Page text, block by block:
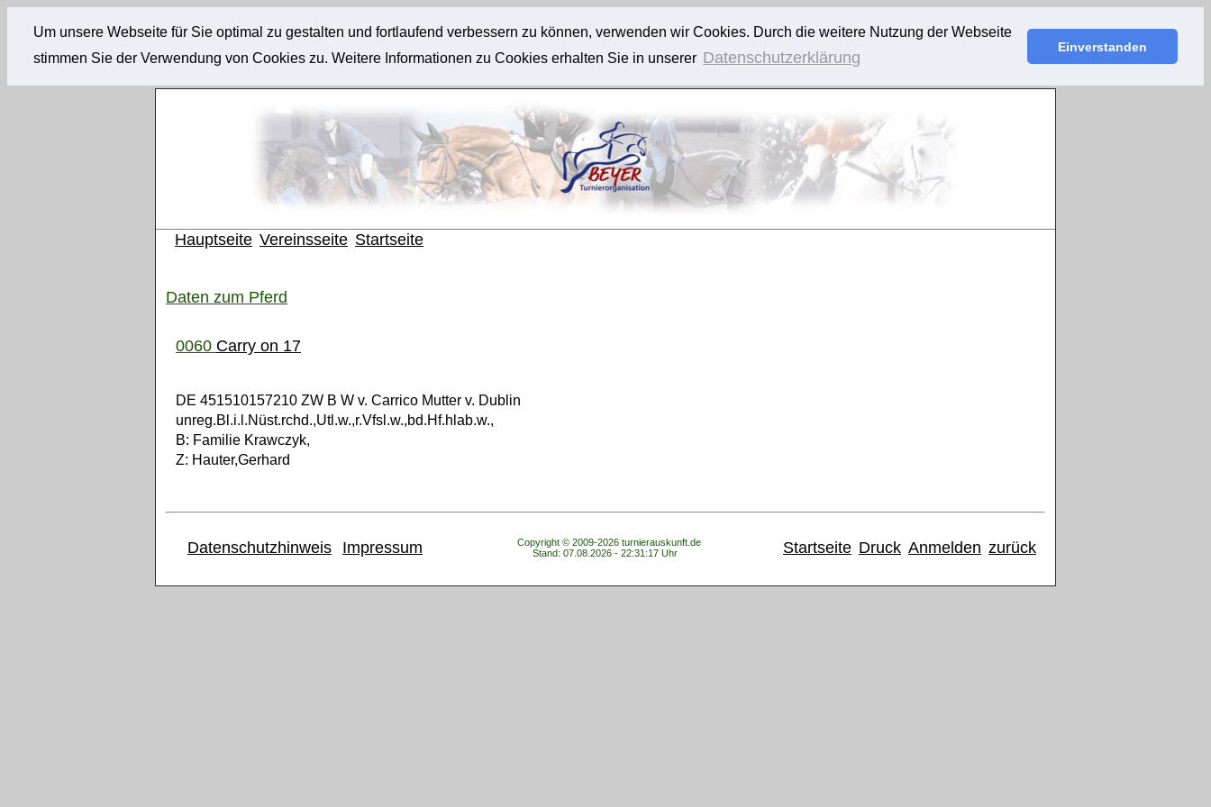
Um unsere Webseite für Sie optimal zu gestalten und fortlaufend verbessern zu können, verwenden wir Cookies. Durch die weitere Nutzung der Webseite
stimmen Sie der Verwendung von Cookies zu. Weitere Informationen zu Cookies erhalten Sie in unserer Datenschutzerklärung
Einverstanden
Hauptseite Vereinsseite Startseite
Daten zum Pferd
0060 Carry on 17
DE 451510157210 ZW B W v. Carrico Mutter v. Dublin
unreg.Bl.i.l.Nüst.rchd.,Utl.w.,r.Vfsl.w.,bd.Hf.hlab.w.,
B: Familie Krawczyk,
Z: Hauter,Gerhard
Datenschutzhinweis Impressum
Copyright © 2009-2026 turnierauskunft.de
Stand: 07.08.2026 - 22:31:17 Uhr
Startseite Druck Anmelden zurück